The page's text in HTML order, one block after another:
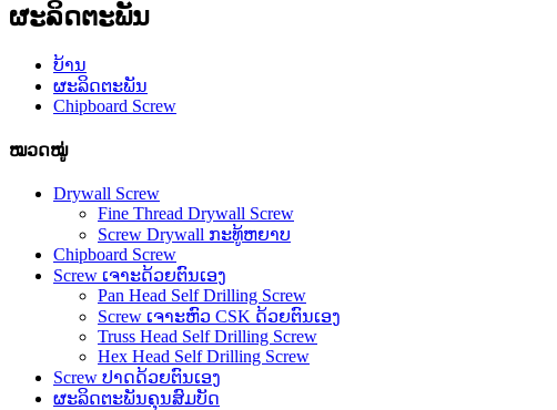
ຜະລິດຕະພັນ
ບ້ານ
ຜະລິດຕະພັນ
Chipboard Screw
ໝວດໝູ່
Drywall Screw
Fine Thread Drywall Screw
Screw Drywall ກະທູ້ຫຍາບ
Chipboard Screw
Screw ເຈາະດ້ວຍຕົນເອງ
Pan Head Self Drilling Screw
Screw ເຈາະຫົວ CSK ດ້ວຍຕົນເອງ
Truss Head Self Drilling Screw
Hex Head Self Drilling Screw
Screw ປາດດ້ວຍຕົນເອງ
ຜະລິດຕະພັນຄຸນສົມບັດ